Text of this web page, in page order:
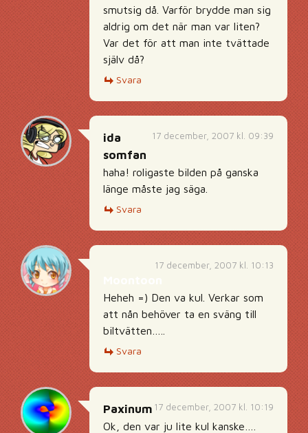
smutsig då. Varför brydde man sig
aldrig om det när man var liten?
Var det för att man inte tvättade
själv då?
Svara
17 december, 2007 kl. 09:39
ida
somfan
haha! roligaste bilden på ganska
länge måste jag säga.
Svara
17 december, 2007 kl. 10:13
Heheh =) Den va kul. Verkar som
att nån behöver ta en sväng till
biltvätten…..
Svara
17 december, 2007 kl. 10:19
Paxinum
Ok, den var ju lite kul kanske….